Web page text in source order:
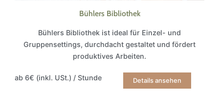
Bühlers Bibliothek
Bühlers Bibliothek ist ideal für Einzel- und
Gruppensettings, durchdacht gestaltet und fördert
produktives Arbeiten.
ab 6€ (inkl. USt.) / Stunde Details ansehen